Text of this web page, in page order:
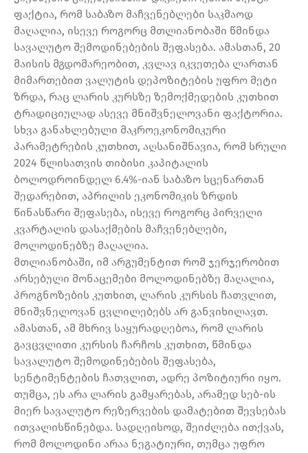
ფაქტია, რომ საბაზო მაჩვენებლები საკმაოდ
მაღალია, ისევე როგორც მთლიანობაში წმინდა
სავალუტო შემოდინებების შეფასება. ამასთან, 20
მაისის მგდომარეობით, კვლავ იკვეთება ლართან
მიმართებით ვალუტის დეპოზიტების უფრო მეტი
ზრდა, რაც ლარის კურსზე ზემოქმედების კუთხით
ტრადიციულად ასევე მნიშვნელოვანი ფაქტორია.
სხვა განახლებული მაკროეკონომიკური
პარამეტრების კუთხით, აღსანიშნავია, რომ სრული
2024 წლისათვის თიბისი კაპიტალის
ბოლოდროინდელ 6.4%-იან საბაზო სცენართან
შედარებით, აპრილის ეკონომიკის ზრდის
წინასწარი შეფასება, ისევე როგორც პირველი
კვარტალის დასაქმების მაჩვენებლები,
მოლოდინებზე მაღალია.
მთლიანობაში, იმ არგუმენტით რომ ჯერჯერობით
არსებული მონაცემები მოლოდინებზე მაღალია,
პროგნოზების კუთხით, ლარის კურსის ჩათვლით,
მნიშვნელოვან ცვლილებებს არ განვიხილავთ.
ამასთან, ამ მხრივ საყურადღებოა, რომ ლარის
გავცვლითი კურსის ჩარჩოს კუთხით, წმინდა
სავალუტო შემოდინებების შეფასება,
სენტიმენტების ჩათვლით, ადრე პოზიტიური იყო.
თუმცა, ეს არა ლარის გამყარებას, არამედ სებ-ის
მიერ სავალუტო რეზერვების დამატებით შევსებას
ითვალისწინებდა. სადღეისოდ, შეიძლება ითქვას,
რომ მოლოდინი არაა ნეგატიური, თუმცა უფრო